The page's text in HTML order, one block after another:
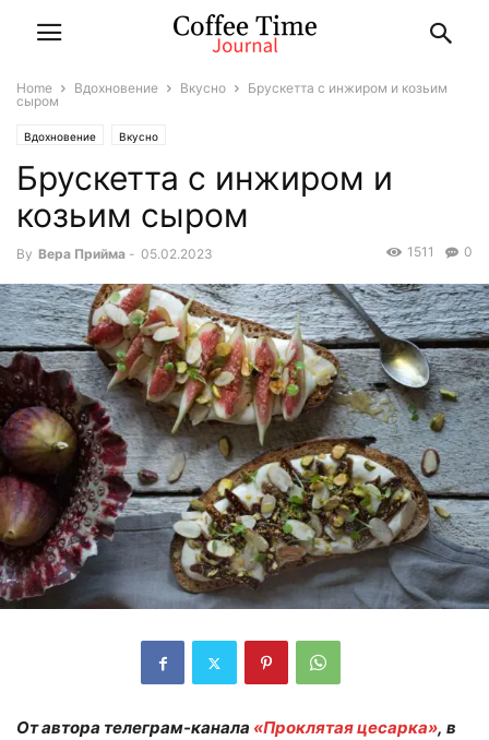
Home Вдохновение Вкусно
Брускетта с инжиром и козьим
сыром
Вдохновение Вкусно
Брускетта с инжиром и
козьим сыром
By Вера Прийма - 05.02.2023 0
1511
От автора телеграм-канала «Проклятая цесарка», в